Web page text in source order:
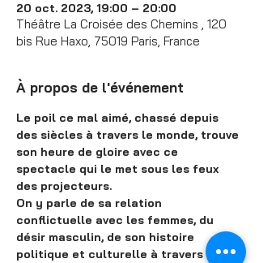
20 oct. 2023, 19:00 – 20:00
Théâtre La Croisée des Chemins , 120
bis Rue Haxo, 75019 Paris, France
À propos de l'événement
Le poil ce mal aimé, chassé depuis
des siècles à travers le monde, trouve
son heure de gloire avec ce
spectacle qui le met sous les feux
des projecteurs.
On y parle de sa relation
conflictuelle avec les femmes, du
désir masculin, de son histoire
politique et culturelle à travers les